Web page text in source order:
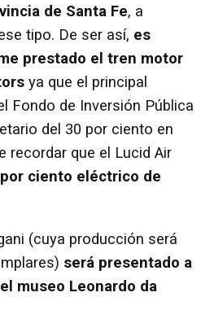
de Santa Fe, a
tipo. De ser así, es
prestado el tren motor
ya que el principal
Fondo de Inversión Pública
del 30 por ciento en
recordar que el Lucid Air
ciento eléctrico de
(cuya producción será
será presentado a
museo Leonardo da